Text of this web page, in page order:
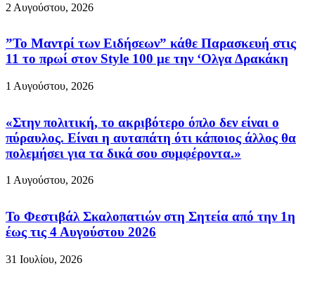
2 Αυγούστου, 2026
”Το Μαντρί των Ειδήσεων” κάθε Παρασκευή στις
11 το πρωί στον Style 100 με την ‘Ολγα Δρακάκη
1 Αυγούστου, 2026
«Στην πολιτική, το ακριβότερο όπλο δεν είναι ο
πύραυλος. Είναι η αυταπάτη ότι κάποιος άλλος θα
πολεμήσει για τα δικά σου συμφέροντα.»
1 Αυγούστου, 2026
Το Φεστιβάλ Σκαλοπατιών στη Σητεία από την 1η
έως τις 4 Αυγούστου 2026
31 Ιουλίου, 2026